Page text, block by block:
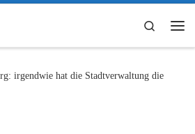
Search
irgendwie hat die Stadtverwaltung die